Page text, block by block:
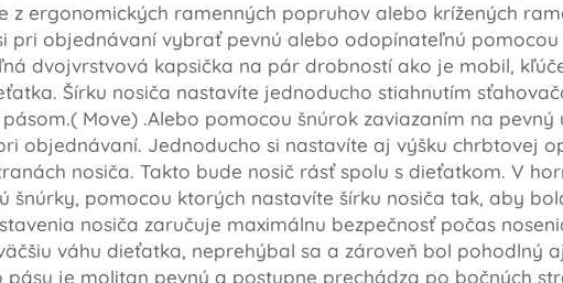
z ergonomických ramenných popruhov alebo krížených
pri objednávaní vybrať pevnú alebo odopínateľnú pomocou
dvojvrstvová kapsička na pár drobností ako je mobil,
Šírku nosiča nastavíte jednoducho stiahnutím
Move) .Alebo pomocou šnúrok zaviazaním na pevný
objednávaní. Jednoducho si nastavíte aj výšku chrbtovej
nosiča. Takto bude nosič rásť spolu s dieťatkom. V
šnúrky, pomocou ktorých nastavíte šírku nosiča tak, aby
nosiča zaručuje maximálnu bezpečnosť počas
váhu dieťatka, neprehýbal sa a zároveň bol pohodlný
pásu je molitan pevný a postupne prechádza po bočných